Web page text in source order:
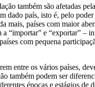
também são afetadas
dado país, isto é, pelo poder
mais, países com maior
a “importar” e “exportar” –
com pequena
entre os vários países,
também podem ser
épocas e estágios de